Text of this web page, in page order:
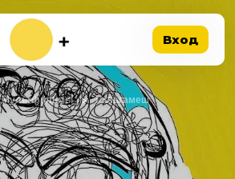
Вход
Мультфильмы Гильгамеш